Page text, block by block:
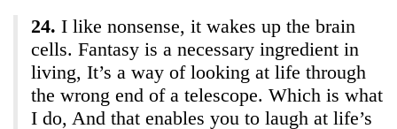
I like nonsense, it wakes up the brain
cells. Fantasy is a necessary ingredient in
living, It’s a way of looking at life through
the wrong end of a telescope. Which is what
I do, And that enables you to laugh at life’s